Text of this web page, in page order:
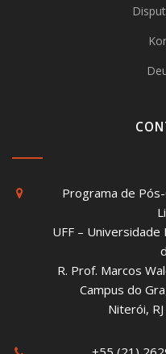
Programa de
UFF –
R. Prof. Marcos
Campus do
Niterói,